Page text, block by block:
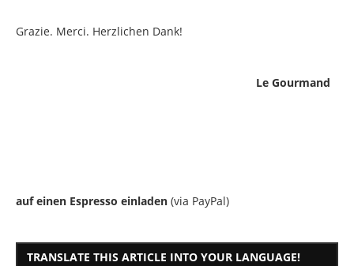
Grazie. Merci. Herzlichen Dank!
Le Gourmand
auf einen Espresso einladen (via PayPal)
TRANSLATE THIS ARTICLE INTO YOUR LANGUAGE!